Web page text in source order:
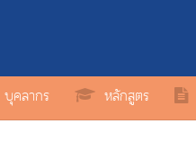
บุคลากร หลักสูตร